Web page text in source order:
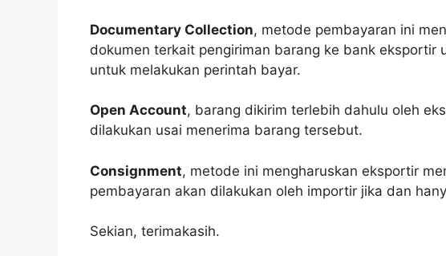
Documentary Collection, metode pembayaran ini
dokumen terkait pengiriman barang ke bank eksportir
untuk melakukan perintah bayar.
Open Account, barang dikirim terlebih dahulu oleh
dilakukan usai menerima barang tersebut.
Consignment, metode ini mengharuskan eksportir
pembayaran akan dilakukan oleh importir jika dan
Sekian, terimakasih.